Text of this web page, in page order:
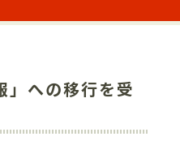
」への移行を受